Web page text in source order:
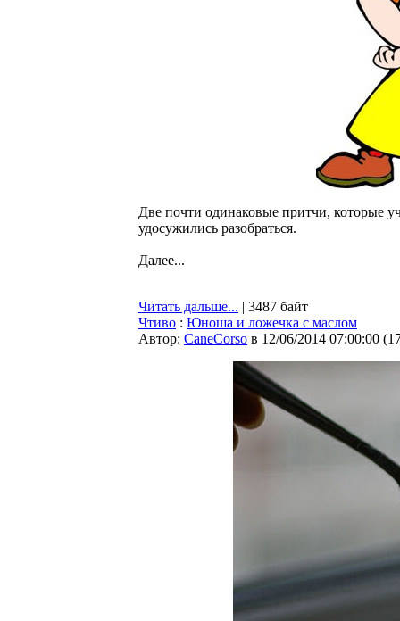
Две почти одинаковые притчи, которые
удосужились разобраться.
Далее...
Читать дальше... | 3487 байт
Чтиво : Юноша и ложечка с маслом
Автор: CaneCorso в 12/06/2014 07:00:00 (